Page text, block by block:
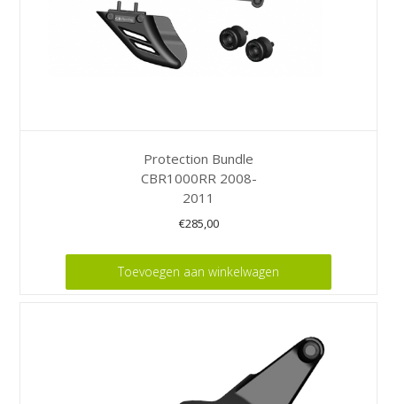
Protection Bundle
CBR1000RR 2008-
2011
€285,00
Toevoegen aan winkelwagen